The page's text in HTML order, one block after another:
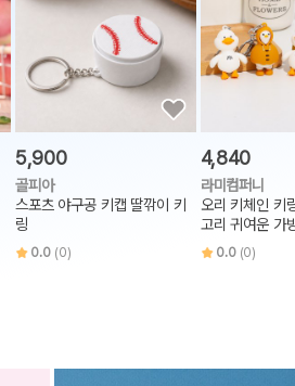
5,900
골피아
스포츠 야구공 키캡 딸깎이 키
링
0.0 (0)
4,840
라미컴퍼니
오리 키체인 키
고리 귀여운 가
링 고리
0.0 (0)